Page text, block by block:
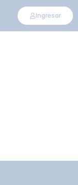
Ingresar